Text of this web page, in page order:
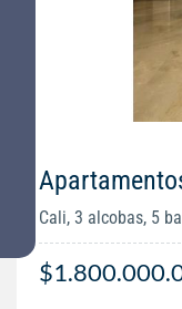
Cali, 3 alcobas, 5